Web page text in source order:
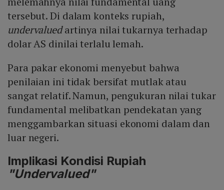
pergerakan dolar. Kelima, pahami risiko fluktuasi nilai
tukar dan hindari menjadikan valas sebagai dana
darurat jangka pendek. Terakhir, manfaatkan rekening
valas multi‑mata uang seperti DBS Treasures yang
menyediakan Real Time FX Transfers, bebas biaya
secara efisien.
tersebut. Di dalam konteks rupiah,
undervaluedartinya nilai tukarnya terhadap
dolar AS dinilai terlalu lemah.
Para pakar ekonomi menyebut bahwa
penilaian ini tidak bersifat mutlak atau
sangat relatif. Namun, pengukuran nilai tukar
fundamental melibatkan pendekatan yang
menggambarkan situasi ekonomi dalam dan
luar negeri.
Implikasi Kondisi Rupiah
"Undervalued"